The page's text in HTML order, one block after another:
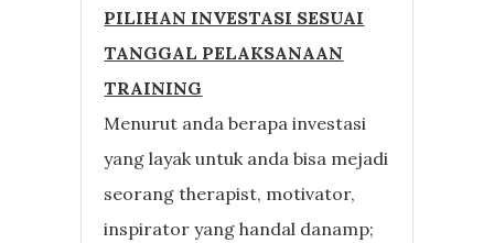
PILIHAN INVESTASI SESUAI
TANGGAL PELAKSANAAN
TRAINING
Menurut anda berapa investasi
yang layak untuk anda bisa mejadi
seorang therapist, motivator,
inspirator yang handal danamp;